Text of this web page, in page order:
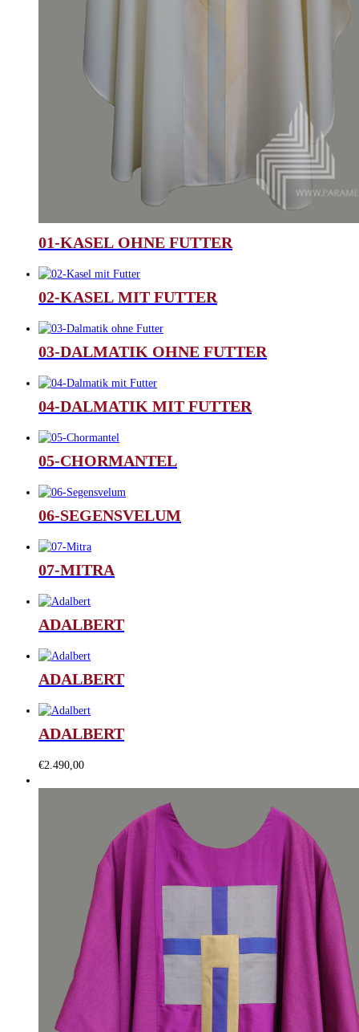
01-KASEL OHNE FUTTER
02-KASEL MIT FUTTER
03-DALMATIK OHNE FUTTER
04-DALMATIK MIT FUTTER
05-CHORMANTEL
06-SEGENSVELUM
07-MITRA
ADALBERT
ADALBERT
ADALBERT
€2.490,00